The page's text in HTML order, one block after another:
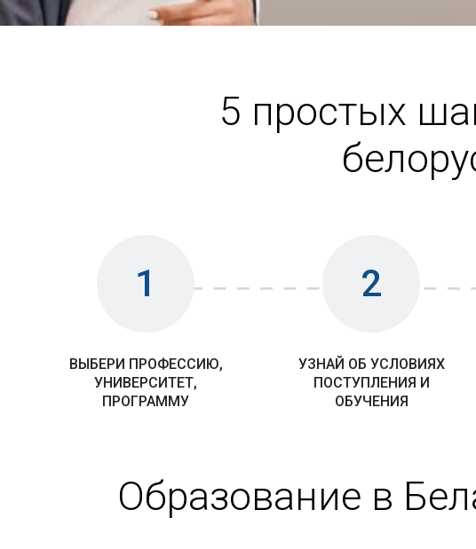
5 простых
1
ВЫБЕРИ ПРОФЕССИЮ,
УНИВЕРСИТЕТ,
ПРОГРАММУ
2
УЗНАЙ ОБ УСЛОВИЯХ
ПОСТУПЛЕНИЯ И
ОБУЧЕНИЯ
Образование в